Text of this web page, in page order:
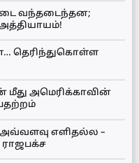
வந்தடைந்தன;
தெரிந்துகொள்ள
மீது அமெரிக்காவின்
பதற்றம்
எளிதல்ல –
ராஜபக்ச